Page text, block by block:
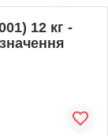
12 кг -